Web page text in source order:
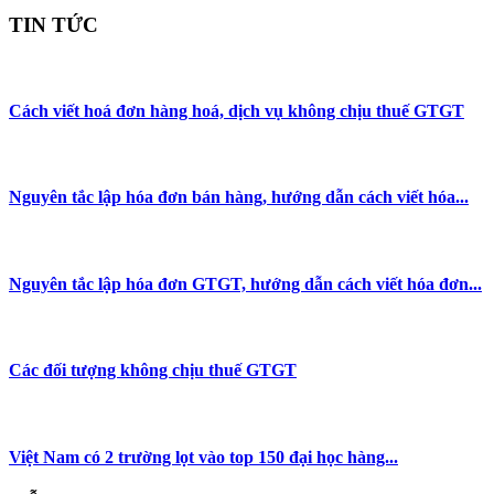
TIN TỨC
Cách viết hoá đơn hàng hoá, dịch vụ không chịu thuế GTGT
Nguyên tắc lập hóa đơn bán hàng, hướng dẫn cách viết hóa...
Nguyên tắc lập hóa đơn GTGT, hướng dẫn cách viết hóa đơn...
Các đối tượng không chịu thuế GTGT
Việt Nam có 2 trường lọt vào top 150 đại học hàng...